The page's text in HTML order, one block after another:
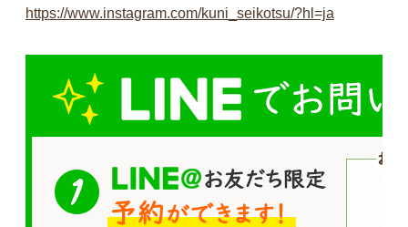
https://www.instagram.com/kuni_seikotsu/?hl=ja